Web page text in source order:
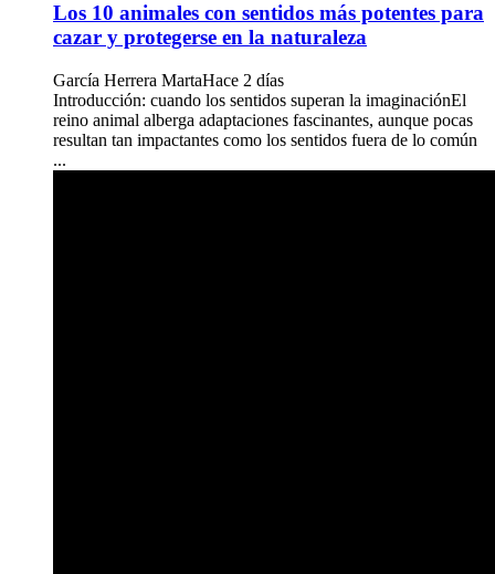
Los 10 animales con sentidos más potentes para
cazar y protegerse en la naturaleza
García Herrera MartaHace 2 días
Introducción: cuando los sentidos superan la imaginaciónEl
reino animal alberga adaptaciones fascinantes, aunque pocas
resultan tan impactantes como los sentidos fuera de lo común
...